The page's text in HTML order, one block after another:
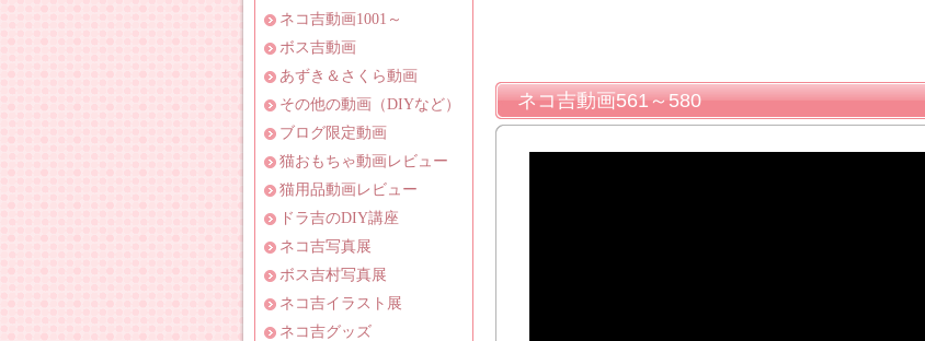
ネコ吉動画561～580
ネコ吉動画1001～
ボス吉動画
あずき＆さくら動画
その他の動画（DIYなど）
ブログ限定動画
猫おもちゃ動画レビュー
猫用品動画レビュー
ドラ吉のDIY講座
ネコ吉写真展
ボス吉村写真展
ネコ吉イラスト展
ネコ吉グッズ